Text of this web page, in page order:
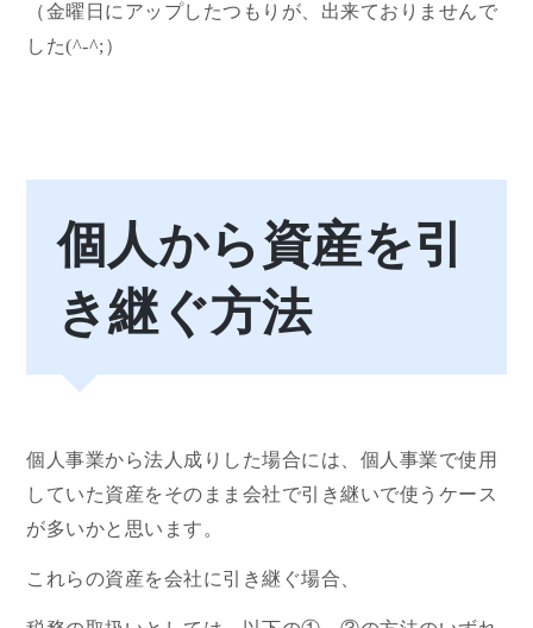
（金曜日にアップしたつもりが、出来ておりませんで
した(^-^;）
個人から資産を引
き継ぐ方法
個人事業から法人成りした場合には、個人事業で使用
していた資産をそのまま会社で引き継いで使うケース
が多いかと思います。
これらの資産を会社に引き継ぐ場合、